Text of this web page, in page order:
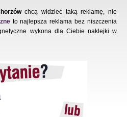
chcą widzieć taką reklamę, nie
to najlepsza reklama bez niszczenia
wykona dla Ciebie naklejki w